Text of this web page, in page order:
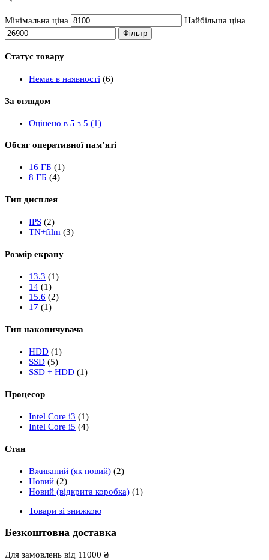
Мінімальна ціна Найбільша ціна
Фільтр
Статус товару
Немає в наявності (6)
За оглядом
Оцінено в 5 з 5 (1)
Обсяг оперативної пам’яті
16 ГБ (1)
8 ГБ (4)
Тип дисплея
IPS (2)
TN+film (3)
Розмір екрану
13.3 (1)
14 (1)
15.6 (2)
17 (1)
Тип накопичувача
HDD (1)
SSD (5)
SSD + HDD (1)
Процесор
Intel Core i3 (1)
Intel Core i5 (4)
Стан
Вживаний (як новий) (2)
Новий (2)
Новий (відкрита коробка) (1)
Товари зі знижкою
Безкоштовна доставка
Для замовлень від 11000 ₴